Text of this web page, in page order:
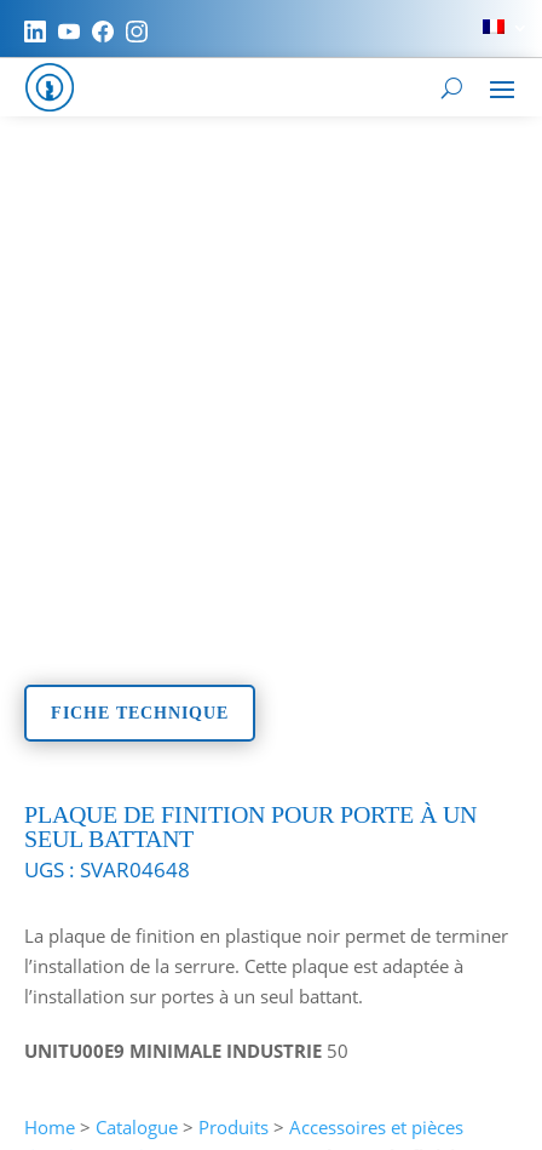
FICHE TECHNIQUE
PLAQUE DE FINITION POUR PORTE À UN
SEUL BATTANT
UGS : SVAR04648
La plaque de finition en plastique noir permet de terminer
l’installation de la serrure. Cette plaque est adaptée à
l’installation sur portes à un seul battant.
UNITU00E9 MINIMALE INDUSTRIE 50
Home> Catalogue> Produits> Accessoires et pièces